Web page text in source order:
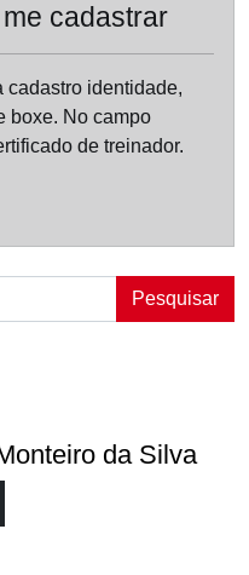
cadastrar
cadastro identidade,
boxe. No campo
de treinador.
Pesquisar
da Silva